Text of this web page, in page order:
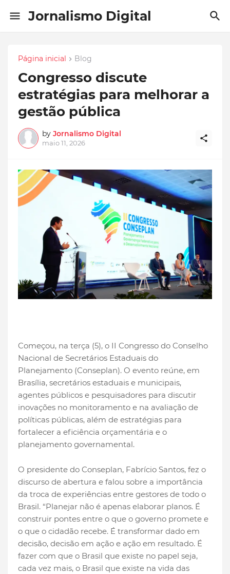
Jornalismo Digital
Página inicial Blog
Congresso discute
estratégias para melhorar a
gestão pública
by Jornalismo Digital
maio 11, 2026
Começou, na terça (5), o II Congresso do Conselho
Nacional de Secretários Estaduais do
Planejamento (Conseplan). O evento reúne, em
Brasília, secretários estaduais e municipais,
agentes públicos e pesquisadores para discutir
inovações no monitoramento e na avaliação de
políticas públicas, além de estratégias para
fortalecer a eficiência orçamentária e o
planejamento governamental.
O presidente do Conseplan, Fabrício Santos, fez o
discurso de abertura e falou sobre a importância
da troca de experiências entre gestores de todo o
Brasil. “Planejar não é apenas elaborar planos. É
construir pontes entre o que o governo promete e
o que o cidadão recebe. É transformar dado em
decisão, decisão em ação e ação em resultado. É
fazer com que o Brasil que existe no papel seja,
cada vez mais, o Brasil que existe na vida das